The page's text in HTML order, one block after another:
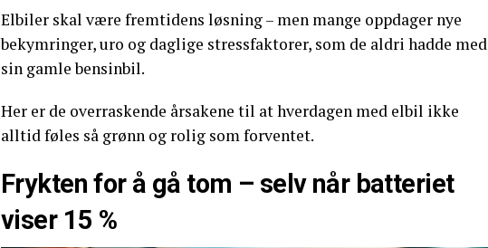
Elbiler skal være fremtidens løsning – men mange oppdager nye
bekymringer, uro og daglige stressfaktorer, som de aldri hadde med
sin gamle bensinbil.
Her er de overraskende årsakene til at hverdagen med elbil ikke
alltid føles så grønn og rolig som forventet.
Frykten for å gå tom – selv når batteriet
viser 15 %